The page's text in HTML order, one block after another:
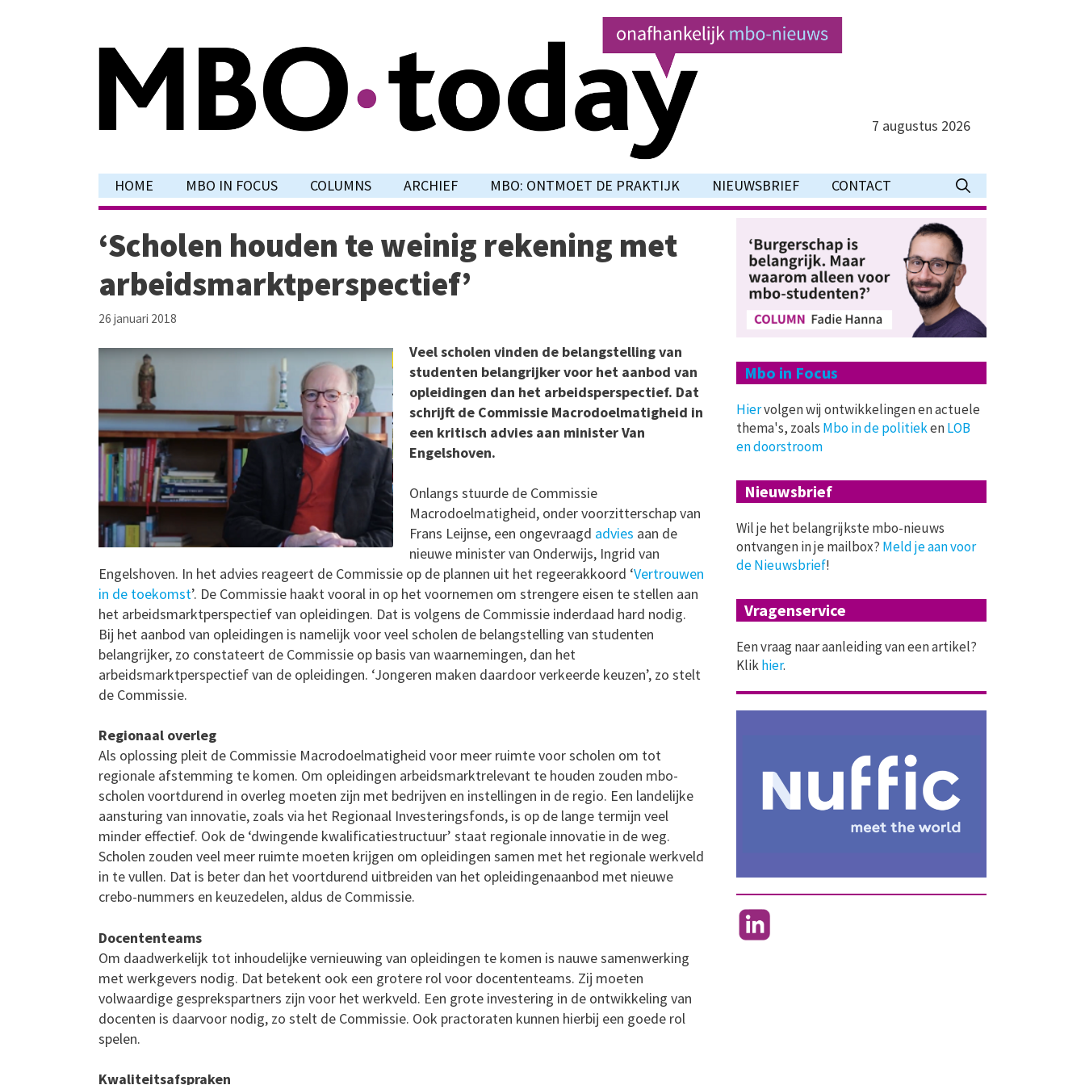
7 augustus 2026
HOME MBO IN FOCUS COLUMNS ARCHIEF MBO: ONTMOET DE PRAKTIJK NIEUWSBRIEF CONTACT
‘Scholen houden te weinig rekening met
arbeidsmarktperspectief’
26 januari 2018
Veel scholen vinden de belangstelling van
studenten belangrijker voor het aanbod van
opleidingen dan het arbeidsperspectief. Dat
schrijft de Commissie Macrodoelmatigheid in
een kritisch advies aan minister Van
Engelshoven.
Onlangs stuurde de Commissie
Macrodoelmatigheid, onder voorzitterschap van
Frans Leijnse, een ongevraagd advies aan de
nieuwe minister van Onderwijs, Ingrid van
Engelshoven. In het advies reageert de Commissie op de plannen uit het regeerakkoord ‘Vertrouwen
in de toekomst’. De Commissie haakt vooral in op het voornemen om strengere eisen te stellen aan
het arbeidsmarktperspectief van opleidingen. Dat is volgens de Commissie inderdaad hard nodig.
Bij het aanbod van opleidingen is namelijk voor veel scholen de belangstelling van studenten
belangrijker, zo constateert de Commissie op basis van waarnemingen, dan het
arbeidsmarktperspectief van de opleidingen. ‘Jongeren maken daardoor verkeerde keuzen’, zo stelt
de Commissie.
Regionaal overleg
Als oplossing pleit de Commissie Macrodoelmatigheid voor meer ruimte voor scholen om tot
regionale afstemming te komen. Om opleidingen arbeidsmarktrelevant te houden zouden mbo-
scholen voortdurend in overleg moeten zijn met bedrijven en instellingen in de regio. Een landelijke
aansturing van innovatie, zoals via het Regionaal Investeringsfonds, is op de lange termijn veel
minder effectief. Ook de ‘dwingende kwalificatiestructuur’ staat regionale innovatie in de weg.
Scholen zouden veel meer ruimte moeten krijgen om opleidingen samen met het regionale werkveld
in te vullen. Dat is beter dan het voortdurend uitbreiden van het opleidingenaanbod met nieuwe
crebo-nummers en keuzedelen, aldus de Commissie.
Docententeams
Om daadwerkelijk tot inhoudelijke vernieuwing van opleidingen te komen is nauwe samenwerking
met werkgevers nodig. Dat betekent ook een grotere rol voor docententeams. Zij moeten
volwaardige gesprekspartners zijn voor het werkveld. Een grote investering in de ontwikkeling van
docenten is daarvoor nodig, zo stelt de Commissie. Ook practoraten kunnen hierbij een goede rol
spelen.
Kwaliteitsafspraken
Mbo in Focus
Hiervolgen wij ontwikkelingen en actuele
thema's, zoals Mbo in de politiekenLOB
en doorstroom
Nieuwsbrief
Wil je het belangrijkste mbo-nieuws
ontvangen in je mailbox? Meld je aan voor
de Nieuwsbrief!
Vragenservice
Een vraag naar aanleiding van een artikel?
Klikhier.